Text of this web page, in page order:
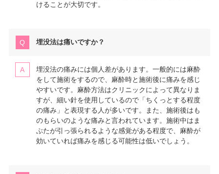
けることが大切です。
埋没法は痛いですか？
埋没法の痛みには個人差があります。一般的には麻酔
をして施術をするので、麻酔時と施術後に痛みを感じ
やすいです。麻酔方法はクリニックによって異なりま
すが、細い針を使用しているので「ちくっとする程度
の痛み」と表現する人が多いです。また、施術後はも
のもらいのような痛みと言われています。施術中はま
ぶたが引っ張られるような感覚がある程度で、麻酔が
効いていれば痛みを感じる可能性は低いでしょう。